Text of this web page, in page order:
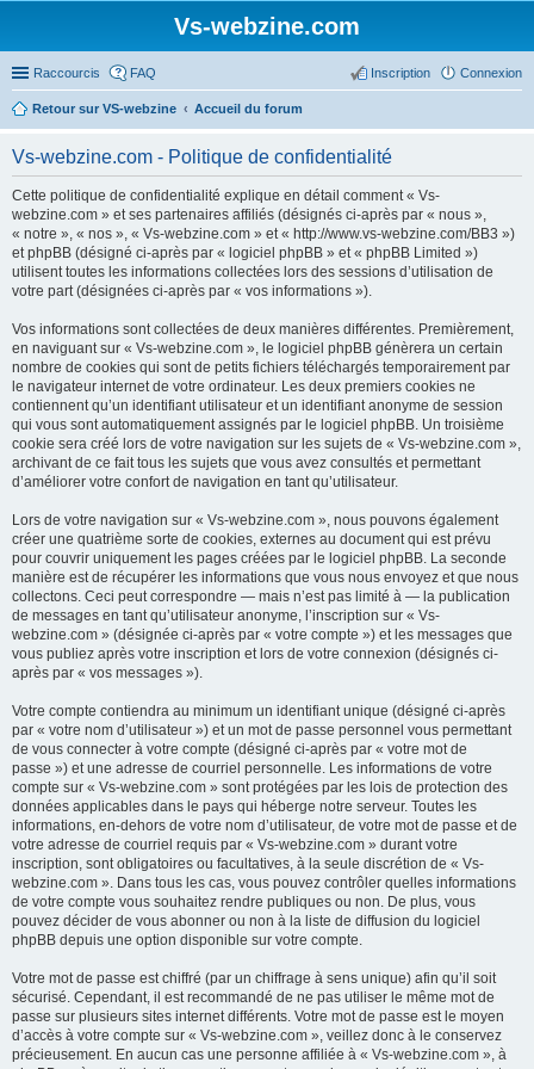
Vs-webzine.com
Raccourcis FAQ Connexion
Inscription
Retour sur VS-webzine Accueil du forum
Vs-webzine.com - Politique de confidentialité
Cette politique de confidentialité explique en détail comment « Vs-
webzine.com » et ses partenaires affiliés (désignés ci-après par « nous »,
« notre », « nos », « Vs-webzine.com » et « http://www.vs-webzine.com/BB3 »)
et phpBB (désigné ci-après par « logiciel phpBB » et « phpBB Limited »)
utilisent toutes les informations collectées lors des sessions d’utilisation de
votre part (désignées ci-après par « vos informations »).
Vos informations sont collectées de deux manières différentes. Premièrement,
en naviguant sur « Vs-webzine.com », le logiciel phpBB génèrera un certain
nombre de cookies qui sont de petits fichiers téléchargés temporairement par
le navigateur internet de votre ordinateur. Les deux premiers cookies ne
contiennent qu’un identifiant utilisateur et un identifiant anonyme de session
qui vous sont automatiquement assignés par le logiciel phpBB. Un troisième
cookie sera créé lors de votre navigation sur les sujets de « Vs-webzine.com »,
archivant de ce fait tous les sujets que vous avez consultés et permettant
d’améliorer votre confort de navigation en tant qu’utilisateur.
Lors de votre navigation sur « Vs-webzine.com », nous pouvons également
créer une quatrième sorte de cookies, externes au document qui est prévu
pour couvrir uniquement les pages créées par le logiciel phpBB. La seconde
manière est de récupérer les informations que vous nous envoyez et que nous
collectons. Ceci peut correspondre — mais n’est pas limité à — la publication
de messages en tant qu’utilisateur anonyme, l’inscription sur « Vs-
webzine.com » (désignée ci-après par « votre compte ») et les messages que
vous publiez après votre inscription et lors de votre connexion (désignés ci-
après par « vos messages »).
Votre compte contiendra au minimum un identifiant unique (désigné ci-après
par « votre nom d’utilisateur ») et un mot de passe personnel vous permettant
de vous connecter à votre compte (désigné ci-après par « votre mot de
passe ») et une adresse de courriel personnelle. Les informations de votre
compte sur « Vs-webzine.com » sont protégées par les lois de protection des
données applicables dans le pays qui héberge notre serveur. Toutes les
informations, en-dehors de votre nom d’utilisateur, de votre mot de passe et de
votre adresse de courriel requis par « Vs-webzine.com » durant votre
inscription, sont obligatoires ou facultatives, à la seule discrétion de « Vs-
webzine.com ». Dans tous les cas, vous pouvez contrôler quelles informations
de votre compte vous souhaitez rendre publiques ou non. De plus, vous
pouvez décider de vous abonner ou non à la liste de diffusion du logiciel
phpBB depuis une option disponible sur votre compte.
Votre mot de passe est chiffré (par un chiffrage à sens unique) afin qu’il soit
sécurisé. Cependant, il est recommandé de ne pas utiliser le même mot de
passe sur plusieurs sites internet différents. Votre mot de passe est le moyen
d’accès à votre compte sur « Vs-webzine.com », veillez donc à le conservez
précieusement. En aucun cas une personne affiliée à « Vs-webzine.com », à